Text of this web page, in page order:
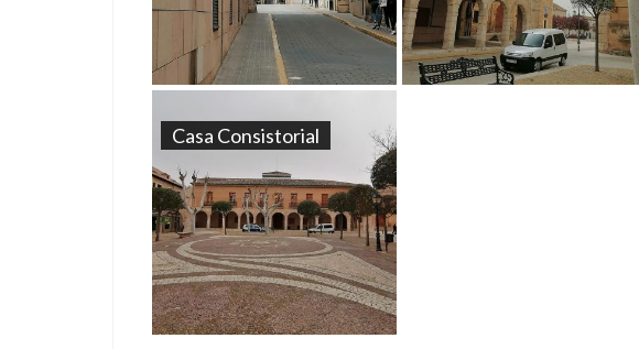
Casa Consistorial